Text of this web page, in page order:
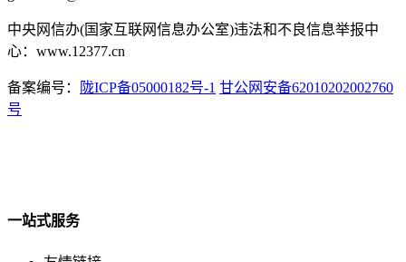
中央网信办(国家互联网信息办公室)违法和不良信息举报中
心：www.12377.cn
备案编号： 陇ICP备05000182号-1 甘公网安备62010202002760
号
一站式服务